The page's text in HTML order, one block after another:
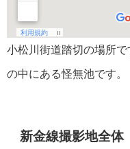
小松川街道踏切の場所
の中にある怪無池です。
新金線撮影地全体